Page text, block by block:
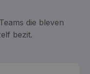
die bleven
bezit.